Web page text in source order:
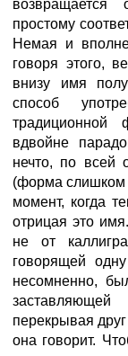
возвращается
простому
Немая и
говоря этого,
внизу имя
способ
традиционной
вдвойне
нечто, по всей
(форма слишком
момент, когда
отрицая это
не от
говорящей
несомненно,
перекрывая друг
она говорит.